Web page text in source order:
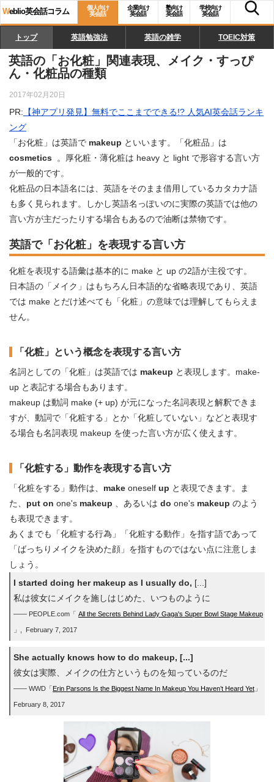
Weblio英会話コラム
個人向け
英会話
企業向け
英会話
塾向け
英会話
学校向け
英会話
トップ 英語勉強法 英語の雑学 TOEIC対策
英語の「お化粧」関連表現、メイク・すっぴ
ん・化粧品の種類
2017年02月20日
PR: 【神アプリ発見】無料でここまでできる!? 人気AI英会話ランキ
ング
「お化粧」は英語で makeup といいます。「化粧品」は
cosmetics
。厚化粧・薄化粧は heavy と light で形容する言い方
が一般的です。
化粧品の日本語名には、英語をそのまま借用しているカタカナ語
も多く見られます。しかし英語名っぽいのに実際の英語では他の
言い方が主だったりする場合もあるので油断は禁物です。
英語で「お化粧」を表現する言い方
化粧を表現する語彙は基本的に make と up の2語が主役です。
日本語の「メイク」はもちろん日本語的な省略表現であり、英語
では make とだけ述べても「化粧」の意味では理解してもらえま
せん。
「化粧」という概念を表現する言い方
名詞としての「化粧」は英語では makeup と表現します。make-
up と表記する場合もあります。
makeup は動詞 make (+ up) が元になった名詞表現と解釈できま
すが、動詞で「化粧する」とか「化粧していない」などと表現す
る場合も名詞表現 makeup を使った言い方が広く使えます。
「化粧する」動作を表現する言い方
「化粧をする」動作は、 make oneself up と表現できます。ま
た、 put on one's makeup 、あるいは do one's makeup のよう
も表現できます。
あくまでも「化粧する行為」「化粧する動作」を指す語であって
「ばっちりメイクを決めた顔」を指すものではない点に注意しま
しょう。
I started doing her makeup as I usually do, [...]
私は彼女にメイクを施しはじめた、いつものように
―― PEOPLE.com「 All the Secrets Behind Lady Gaga's Super Bowl Stage Makeup
」, February 7, 2017
She actually knows how to do makeup, [...]
彼女は実際、メイクの仕方というものを知っているのだ
―― WWD「Erin Parsons Is the Biggest Name In Makeup You Haven’t Heard Yet 」
February 8, 2017